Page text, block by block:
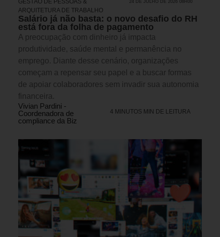
GESTÃO DE PESSOAS &
ARQUITETURA DE TRABALHO
24 DE JULHO DE 2026 08H00
Salário já não basta: o novo desafio do RH
está fora da folha de pagamento
A preocupação com dinheiro já impacta
produtividade, saúde mental e permanência no
emprego. Diante desse cenário, organizações
começam a repensar seu papel e a buscar formas
de apoiar colaboradores sem invadir sua autonomia
financeira.
Vivian Pardini -
Coordenadora de
compliance da Biz
4 MINUTOS MIN DE LEITURA